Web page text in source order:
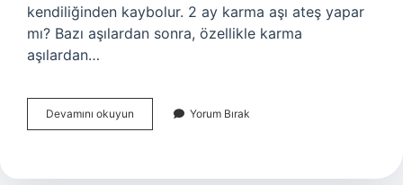
kendiliğinden kaybolur. 2 ay karma aşı ateş yapar
mı? Bazı aşılardan sonra, özellikle karma
aşılardan…
Devamını okuyun
Ay
Nedir
Yorum Bırak